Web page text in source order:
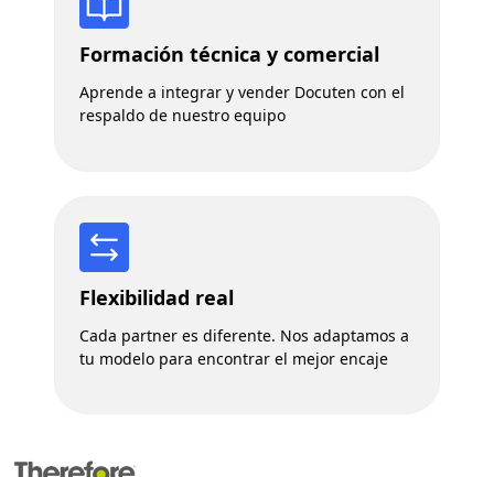
Formación técnica y comercial
Aprende a integrar y vender Docuten con el
respaldo de nuestro equipo
Flexibilidad real
Cada partner es diferente. Nos adaptamos a
tu modelo para encontrar el mejor encaje